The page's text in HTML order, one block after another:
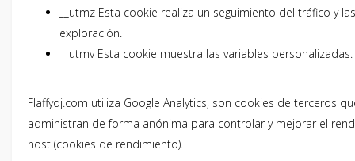
__utmz Esta cookie realiza un seguimiento del tráfico y
exploración.
__utmv Esta cookie muestra las variables personalizadas.
Flaffydj.com utiliza Google Analytics, son cookies de terceros
administran de forma anónima para controlar y mejorar el
host (cookies de rendimiento).